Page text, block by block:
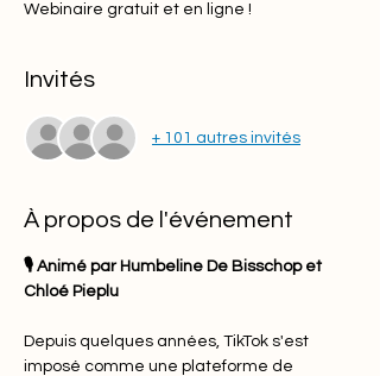
Webinaire gratuit et en ligne !
Invités
+ 101 autres invités
À propos de l'événement
🎙️ Animé par Humbeline De Bisschop et
Chloé Pieplu
Depuis quelques années, TikTok s'est
imposé comme une plateforme de